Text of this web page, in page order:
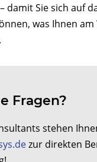
damit Sie sich auf
was Ihnen
Fragen?
stehen
zur direkten